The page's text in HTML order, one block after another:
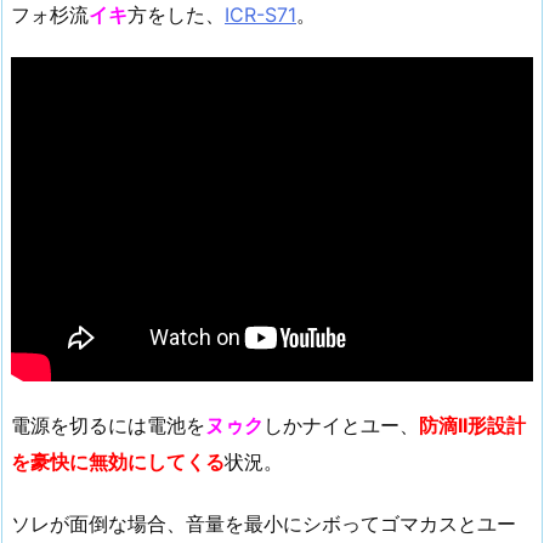
フォ杉流イキ方をした、 ICR-S71。
電源を切るには電池をヌゥク しかナイとユー、 防滴II形設計
を豪快に無効にしてくる状況。
ソレが面倒な場合、音量を最小にシボってゴマカスとユー